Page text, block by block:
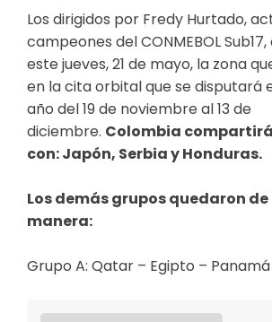
Los dirigidos por Fredy Hurtado,
campeones del CONMEBOL
este jueves, 21 de mayo, la zona
en la cita orbital que se disputará
año del 19 de noviembre al 13 de
diciembre. Colombia
con: Japón, Serbia y Honduras.
Los demás grupos quedaron
manera:
Grupo A: Qatar – Egipto –